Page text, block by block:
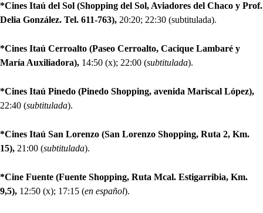
*Cines Itaú del Sol (Shopping del Sol, Aviadores del Chaco y Prof.
Delia González. Tel. 611-763), 20:20; 22:30 (subtitulada).
*Cines Itaú Cerroalto (Paseo Cerroalto, Cacique Lambaré y
María Auxiliadora), 14:50 (x); 22:00 (subtitulada).
*Cines Itaú Pinedo (Pinedo Shopping, avenida Mariscal López),
22:40 (subtitulada).
*Cines Itaú San Lorenzo (San Lorenzo Shopping, Ruta 2, Km.
15), 21:00 (subtitulada).
*Cine Fuente (Fuente Shopping, Ruta Mcal. Estigarribia, Km.
9,5), 12:50 (x); 17:15 (en español).